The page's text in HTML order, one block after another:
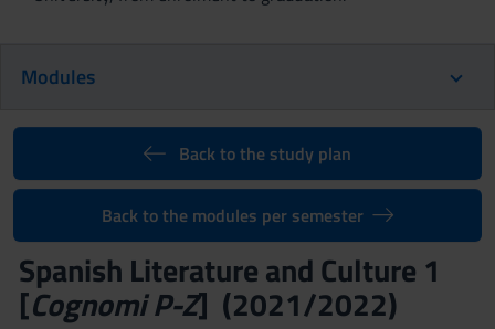
Modules
Back to the study plan
Back to the modules per semester
Spanish Literature and Culture 1
[Cognomi P-Z] (2021/2022)